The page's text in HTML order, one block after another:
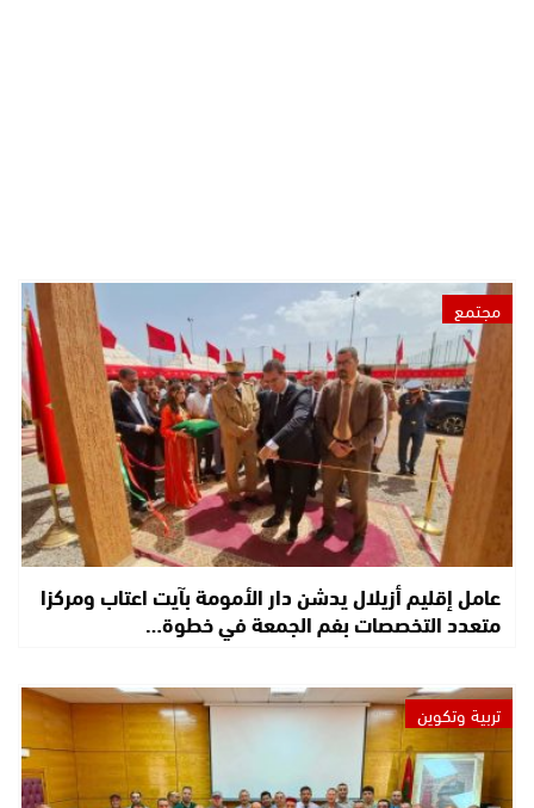
مجتمع
عامل إقليم أزيلال يدشن دار الأمومة بآيت اعتاب ومركزا
متعدد التخصصات بفم الجمعة في خطوة…
تربية وتكوين